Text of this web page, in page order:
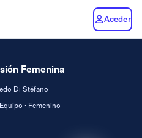
Aceder
Femenina
Di Stéfano
· Femenino